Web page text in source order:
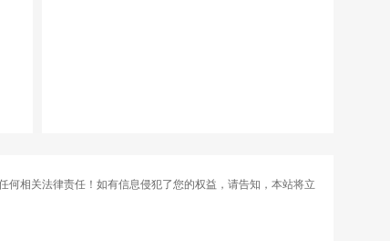
何相关法律责任！如有信息侵犯了您的权益，请告知，本站将立